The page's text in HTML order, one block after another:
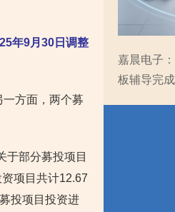
年9月30日调整
方面，两个募
于部分募投项目
项目共计12.67
投项目投资进
嘉晨电子
板辅导完